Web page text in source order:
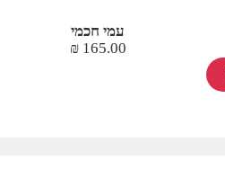
עמי חכמי
165.00
₪